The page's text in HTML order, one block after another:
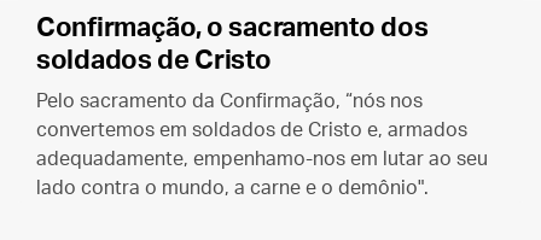
Confirmação, o sacramento dos
soldados de Cristo
Pelo sacramento da Confirmação, “nós nos
convertemos em soldados de Cristo e, armados
adequadamente, empenhamo-nos em lutar ao seu
lado contra o mundo, a carne e o demônio".